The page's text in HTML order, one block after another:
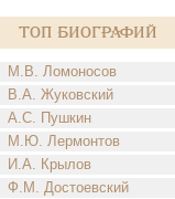
Топ Биографий
М.В. Ломоносов
В.А. Жуковский
А.С. Пушкин
М.Ю. Лермонтов
И.А. Крылов
Ф.М. Достоевский